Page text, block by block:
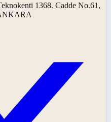
1368. Cadde No.61,